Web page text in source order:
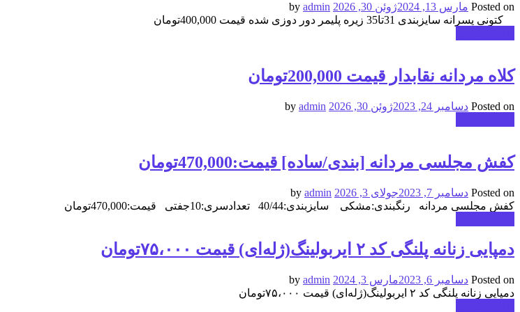
Posted on مارس 13, 2024 ژوئن 30, 2026
admin
کتونی پسرانه سایزبندی 31تا35 زیره پلیمر دور دوزی شده قیمت 400,000تومان
کلاه مردانه نقابدار قیمت 200,000تومان
Posted on دسامبر 24, 2023 ژوئن 30, 2026
admin
کفش مجلسی مردانه [بندی/ساده] قیمت:470,000تومان
Posted on دسامبر 7, 2023 جولای 3, 2026
admin
کفش مجلسی مردانه رنگبندی:مشکی سایزبندی:40/44 تعدادسری:10جفتی قیمت:470,000تومان
دمپایی زنانه پلنگی کد ۲ ایربولینگ(ژله‌ای) قیمت ۷۵،۰۰۰تومان
Posted on دسامبر 6, 2023 مارس 3, 2024
admin
دمپایی زنانه پلنگی کد ۲ ایربولینگ(ژله‌ای) قیمت ۷۵،۰۰۰تومان